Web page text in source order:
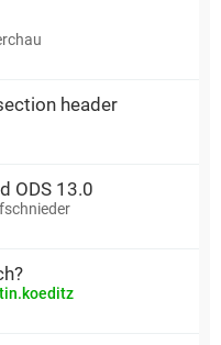
header
ODS 13.0